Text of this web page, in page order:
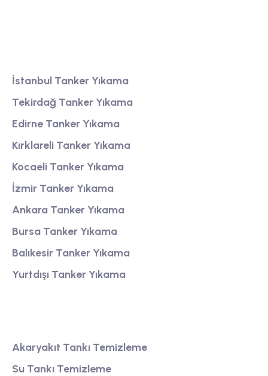
İstanbul Tanker Yıkama
Tekirdağ Tanker Yıkama
Edirne Tanker Yıkama
Kırklareli Tanker Yıkama
Kocaeli Tanker Yıkama
İzmir Tanker Yıkama
Ankara Tanker Yıkama
Bursa Tanker Yıkama
Balıkesir Tanker Yıkama
Yurtdışı Tanker Yıkama
Akaryakıt Tankı Temizleme
Su Tankı Temizleme